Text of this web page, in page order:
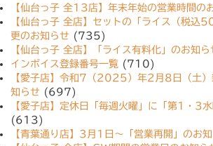
【仙台っ子 全13店】年末年始の営業時間の
【仙台っ子 全店】セットの「ライス（税込
更のお知らせ (735)
【仙台っ子 全店】「ライス有料化」のお知ら
インボイス登録番号一覧 (710)
【愛子店】令和7（2025）年2月8日（土）
知らせ (697)
【愛子店】定休日「毎週火曜」に「第1・3
(613)
【青葉通り店】3月1日〜「営業再開」のお